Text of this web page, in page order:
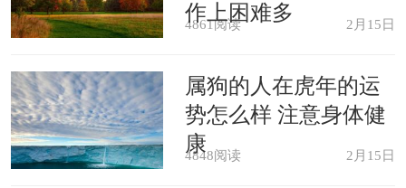
尚书，“耿介有峻节，以清俭知名。”建
文初年充任北平采访使，得知燕王朱棣
欲起兵谋反的消息，密报建文帝，请预
先做好准备。燕王反，他掌管平燕布政
司，驻守真定。筹谋燕之计，后终篡位
成功的燕王诛杀。
作上困难多
4861阅读 2月15日
属狗的人在虎年的运
势怎么样 注意身体健
康
4848阅读 2月15日